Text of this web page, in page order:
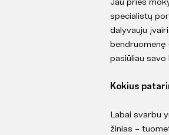
specialistų
dalyvauju
bendruomenę
pasiūliau
Kokius
Labai svarbu
žinias –